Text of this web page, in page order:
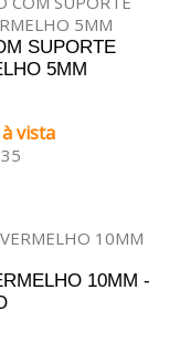
SUPORTE
5MM
vista
10MM -